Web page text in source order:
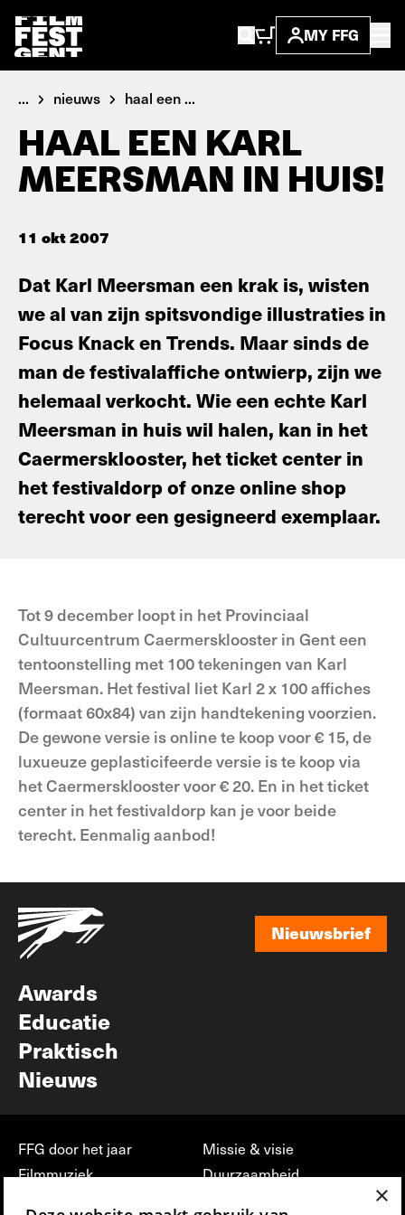
MY FFG
... nieuws haal een ...
HAAL EEN KARL
MEERSMAN IN HUIS!
11 okt 2007
Dat Karl Meersman een krak is, wisten
we al van zijn spitsvondige illustraties in
Focus Knack en Trends. Maar sinds de
man de festivalaffiche ontwierp, zijn we
helemaal verkocht. Wie een echte Karl
Meersman in huis wil halen, kan in het
Caermersklooster, het ticket center in
het festivaldorp of onze online shop
terecht voor een gesigneerd exemplaar.
Tot 9 december loopt in het Provinciaal
Cultuurcentrum Caermersklooster in Gent een
tentoonstelling met 100 tekeningen van Karl
Meersman. Het festival liet Karl 2 x 100 affiches
(formaat 60x84) van zijn handtekening voorzien.
De gewone versie is online te koop voor € 15, de
luxueuze geplasticifeerde versie is te koop via
het Caermersklooster voor € 20. En in het ticket
center in het festivaldorp kan je voor beide
terecht. Eenmalig aanbod!
Nieuwsbrief
Awards
Educatie
Praktisch
Nieuws
FFG door het jaar
Filmmuziek
Missie & visie
Duurzaamheid
×